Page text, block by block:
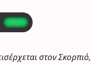
στον